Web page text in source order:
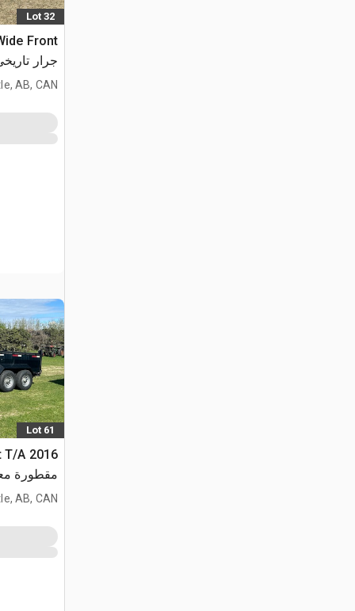
Lot 32
Front
جرار
AB, CAN
Lot 61
T/A
مقطورة
AB, CAN